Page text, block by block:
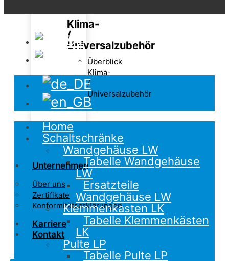
Klima-
/
Universalzubehör
Überblick
Klima-
/
Universalzubehör
Unternehmen
Über uns
Zertifikate
Konformitätserklärungen
Karriere
Kontakt
Home
Schaltschränke
Wandgehäuse LW
Tabelle Wandgehäuse
LW
Ersatzteile
Wandgehäuse LW
Klemmenkasten LK
Tabelle Klemmenkästen
LK
Pulte LP
Tabelle Pulte LP